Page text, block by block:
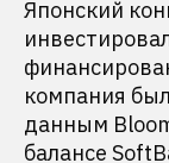
Японский
компания
данным
балансе